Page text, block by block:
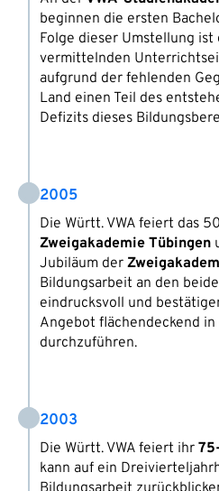
beginnen die ersten
Folge dieser Umstellung
vermittelnden
aufgrund der fehlenden
Land einen Teil des
Defizits dieses
2005
Die Württ. VWA feiert das
Zweigakademie Tübingen
Jubiläum der
Bildungsarbeit an den
eindrucksvoll und
Angebot flächendeckend
durchzuführen.
2003
Die Württ. VWA feiert ihr
kann auf ein